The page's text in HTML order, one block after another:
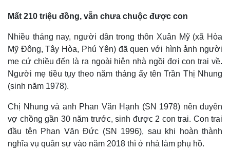
Tổ chức nhân sự
Nhận diện sự thật
Dự báo thời tiết
Giáo dục
Dấu ấn VOV
Việc làm
Biển đảo
Mất 210 triệu đồng, vẫn chưa chuộc được con
Nhiều tháng nay, người dân trong thôn Xuân Mỹ (xã Hòa
Mỹ Đông, Tây Hòa, Phú Yên) đã quen với hình ảnh người
mẹ cứ chiều đến là ra ngoài hiên nhà ngồi đợi con trai về.
Người mẹ tiều tụy theo năm tháng ấy tên Trần Thị Nhung
(sinh năm 1978).
Chị Nhung và anh Phan Văn Hạnh (SN 1978) nên duyên
vợ chồng gần 30 năm trước, sinh được 2 con trai. Con trai
đầu tên Phan Văn Đức (SN 1996), sau khi hoàn thành
nghĩa vụ quân sự vào năm 2018 thì ở nhà làm phụ hồ.